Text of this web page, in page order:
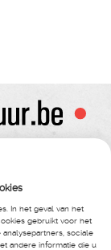
overname van
, is niet toegestaan
In het geval van het
gebruikt voor het
sociale
andere informatie die u